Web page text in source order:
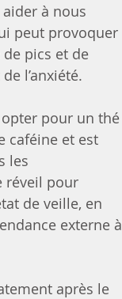
à nous
peut provoquer
pics et de
l’anxiété.
pour un thé
caféine et est
les
réveil pour
de veille, en
externe à
après le